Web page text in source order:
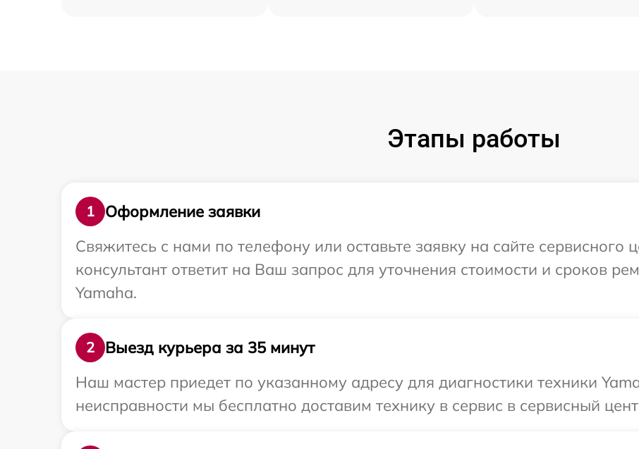
Этапы работы
1
Оформление заявки
Свяжитесь с нами по телефону или оставьте заявку на сайте сервисного
консультант ответит на Ваш запрос для уточнения стоимости и сроков
Yamaha.
2
Выезд курьера за 35 минут
Наш мастер приедет по указанному адресу для диагностики техники
неисправности мы бесплатно доставим технику в сервис в сервисный